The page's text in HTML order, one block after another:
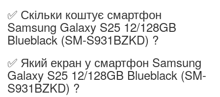
✅ Скільки коштує смартфон
Samsung Galaxy S25 12/128GB
Blueblack (SM-S931BZKD) ?
✅ Який екран у смартфон Samsung
Galaxy S25 12/128GB Blueblack (SM-
S931BZKD) ?